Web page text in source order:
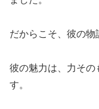
だからこそ、彼の物
彼の魅力は、力その
す。